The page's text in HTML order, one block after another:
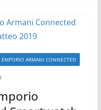
EMPORIO ARMANI CONNECTED